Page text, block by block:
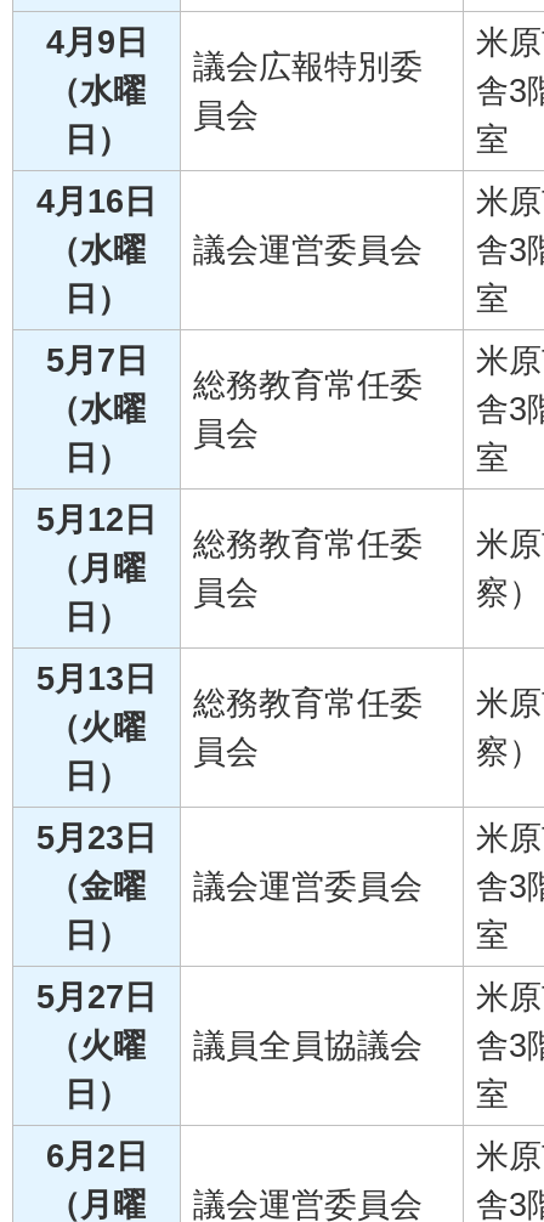
4月9日
（水曜
日）
議会広報特別委
員会
米
舎3
室
4月16日
（水曜
日）
議会運営委員会
米
舎3
室
5月7日
（水曜
日）
総務教育常任委
員会
米
舎3
室
5月12日
（月曜
日）
総務教育常任委
員会
米
察）
5月13日
（火曜
日）
総務教育常任委
員会
米
察）
5月23日
（金曜
日）
議会運営委員会
米
舎3
室
5月27日
（火曜
日）
議員全員協議会
米
舎3
室
6月2日
（月曜
議会運営委員会
米
舎3